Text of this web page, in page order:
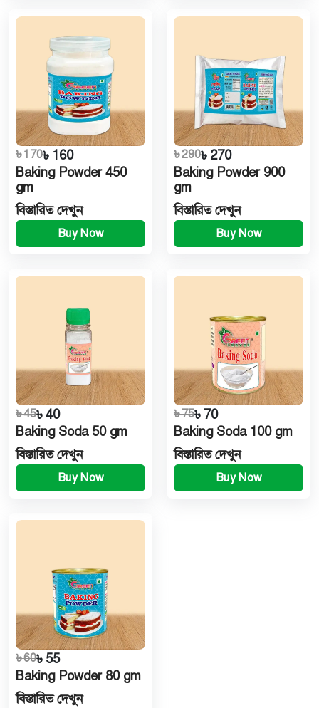
৳ 170৳ 160
Baking Powder 450
gm
বিস্তারিত দেখুন
Buy Now
৳ 290৳ 270
Baking Powder 900
gm
বিস্তারিত দেখুন
Buy Now
৳ 45৳ 40
Baking Soda 50 gm
বিস্তারিত দেখুন
Buy Now
৳ 75৳ 70
Baking Soda 100 gm
বিস্তারিত দেখুন
Buy Now
৳ 60৳ 55
Baking Powder 80 gm
বিস্তারিত দেখুন